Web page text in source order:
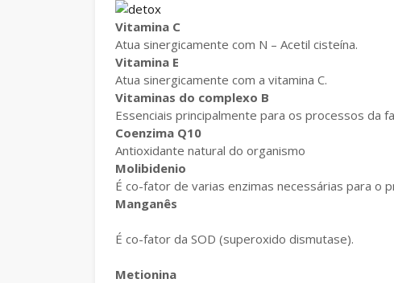
Vitamina C
Atua sinergicamente com N – Acetil cisteína.
Vitamina E
Atua sinergicamente com a vitamina C.
Vitaminas do complexo B
Essenciais principalmente para os processos da
Coenzima Q10
Antioxidante natural do organismo
Molibidenio
É co-fator de varias enzimas necessárias para o
Manganês
É co-fator da SOD (superoxido dismutase).
Metionina